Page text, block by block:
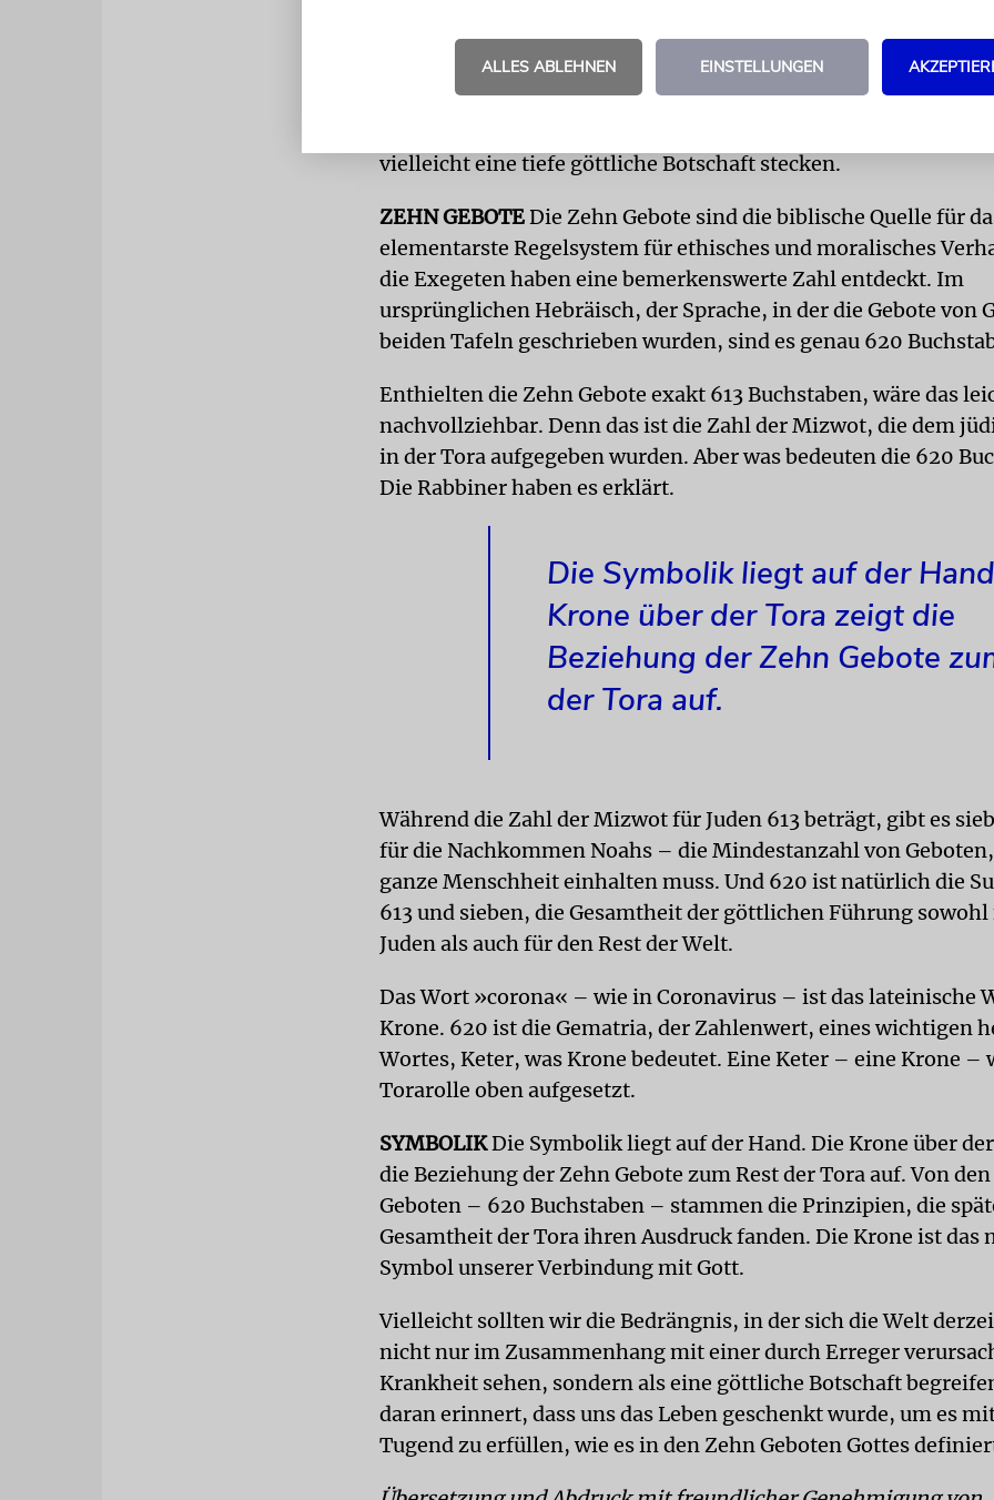
Deshalb erstaunt es mich, dass in den zahllosen Vorschlägen,
Coronavirus begegnen können, das Wort »Gott« so selten fällt
vielleicht eine tiefe göttliche Botschaft stecken.
ZEHN GEBOTE Die Zehn Gebote sind die biblische Quelle für
elementarste Regelsystem für ethisches und moralisches
die Exegeten haben eine bemerkenswerte Zahl entdeckt. Im
ursprünglichen Hebräisch, der Sprache, in der die Gebote von
beiden Tafeln geschrieben wurden, sind es genau 620
Enthielten die Zehn Gebote exakt 613 Buchstaben, wäre das
nachvollziehbar. Denn das ist die Zahl der Mizwot, die dem
in der Tora aufgegeben wurden. Aber was bedeuten die 620
Die Rabbiner haben es erklärt.
Die Symbolik liegt auf der
Krone über der Tora zeigt die
Beziehung der Zehn Gebote
der Tora auf.
Während die Zahl der Mizwot für Juden 613 beträgt, gibt es
für die Nachkommen Noahs – die Mindestanzahl von
ganze Menschheit einhalten muss. Und 620 ist natürlich die
613 und sieben, die Gesamtheit der göttlichen Führung sowohl
Juden als auch für den Rest der Welt.
Das Wort »corona« – wie in Coronavirus – ist das lateinische
Krone. 620 ist die Gematria, der Zahlenwert, eines wichtigen
Wortes, Keter, was Krone bedeutet. Eine Keter – eine Krone –
Torarolle oben aufgesetzt.
SYMBOLIKDie Symbolik liegt auf der Hand. Die Krone über
die Beziehung der Zehn Gebote zum Rest der Tora auf. Von
Geboten – 620 Buchstaben – stammen die Prinzipien, die
Gesamtheit der Tora ihren Ausdruck fanden. Die Krone ist das
Symbol unserer Verbindung mit Gott.
Vielleicht sollten wir die Bedrängnis, in der sich die Welt
nicht nur im Zusammenhang mit einer durch Erreger
Krankheit sehen, sondern als eine göttliche Botschaft
daran erinnert, dass uns das Leben geschenkt wurde, um es
Tugend zu erfüllen, wie es in den Zehn Geboten Gottes
ALLES ABLEHNEN EINSTELLUNGEN